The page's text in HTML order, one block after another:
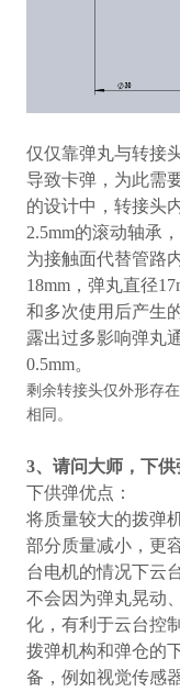
仅仅靠弹丸与转接
导致卡弹，为此需
的设计中，转接头
2.5mm的滚动轴承
为接触面代替管路
18mm ，弹丸直径
和多次使用后产生
露出过多影响弹丸
0.5mm。
剩余转接头仅外形存
相同。
3、请问大师，下
下供弹优点：
将质量较大的拨弹
部分质量减小，更
台电机的情况下云
不会因为弹丸晃动
化，有利于云台控
拨弹机构和弹仓的
备，例如视觉传感